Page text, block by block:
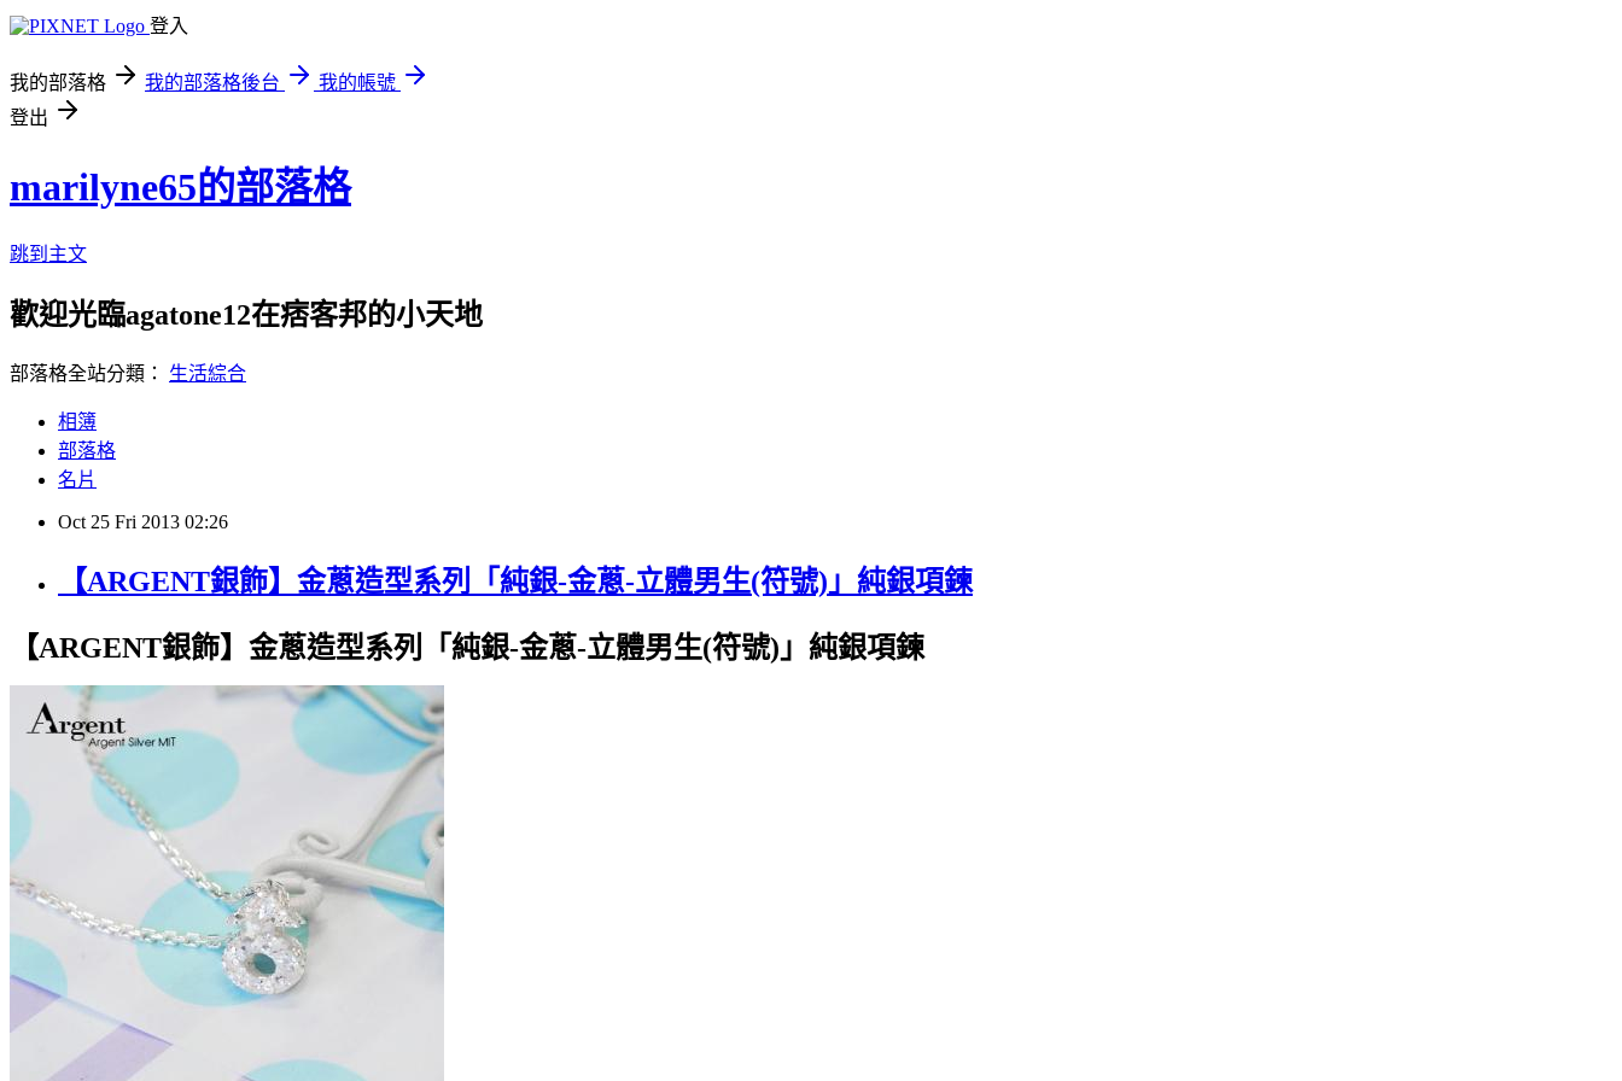
登入
我的部落格 我的部落格後台
我的帳號
登出
marilyne65的部落格
跳到主文
歡迎光臨agatone12在痞客邦的小天地
部落格全站分類： 生活綜合
相簿
部落格
名片
Oct 25 Fri 2013 02:26
【ARGENT銀飾】金蔥造型系列「純銀-金蔥-立體男生(符號)」純銀項鍊
【ARGENT銀飾】金蔥造型系列「純銀-金蔥-立體男生(符號)」純銀項鍊